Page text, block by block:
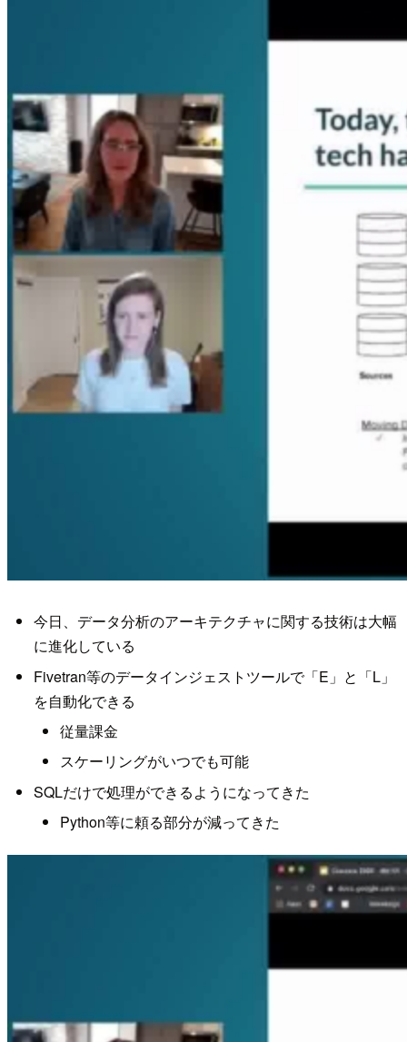
今日、データ分析のアーキテクチャに関する技術は大幅
に進化している
Fivetran等のデータインジェストツールで「E」と「L」
を自動化できる
従量課金
スケーリングがいつでも可能
SQLだけで処理ができるようになってきた
Python等に頼る部分が減ってきた